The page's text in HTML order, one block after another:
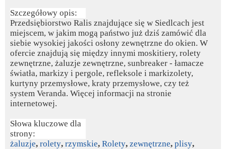
Szczegółowy opis:
Przedsiębiorstwo Ralis znajdujące się w Siedlcach jest
miejscem, w jakim mogą państwo już dziś zamówić dla
siebie wysokiej jakości osłony zewnętrzne do okien. W
ofercie znajdują się między innymi moskitiery, rolety
zewnętrzne, żaluzje zewnętrzne, sunbreaker - łamacze
światła, markizy i pergole, refleksole i markizolety,
kurtyny przemysłowe, kraty przemysłowe, czy też
system Veranda. Więcej informacji na stronie
internetowej.
Słowa kluczowe dla
strony:
żaluzje, rolety, rzymskie, Rolety, zewnętrzne, plisy,